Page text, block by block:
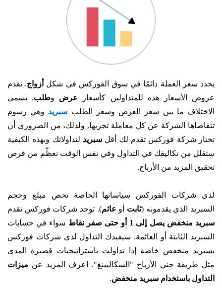
يحدد سعر العملة دائمًا في سوق الفوركس في شكل أزواج. تقدم
عروض الأسعار هذه للمتداولين كأسعار عرض وطلب. يسمى
الاختلاف ما بين سعر العرض وسعر الطلب سبريد وهي رسوم
تتقاضاها الشركة عن كل معاملة تجريها. ولذلك، من الضروري أن
تختار شركة فوركس تقدم لك أقل سبريد لتداولاتك وبهذه الكيفية
ستقلل من تكاليفك في التداول وفي نفس الوقت تعظّم من فرص
تحقيق المزيد من الأرباح.
لدى شركات الفوركس سياساتها الخاصة تخص مبلغ وحجم
السبريد الذي يقدمونه (ثابت أو عائم). توجد شركات فوركس تقدم
سبريد منخفض يصل إلى 1 أو حتى صفر نقاط
سواء في حسابات
السبريد الثابتة أو العائمة. سيفيدك التداول لدى شركات فوركس
بسبريد منخفض خاصة إذا تداولت باستراتيجيات قصيرة المدى
مثل طريقة جني الأرباح "السكالبينغ". اعرف المزيد عن ميزات
التداول باستخدام سبريد منخفض.